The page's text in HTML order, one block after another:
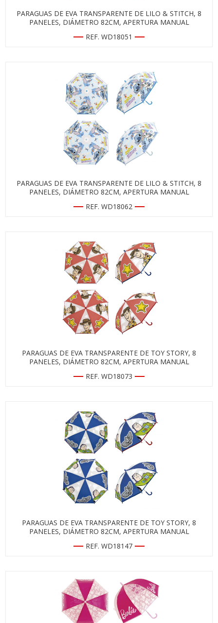
PARAGUAS DE EVA TRANSPARENTE DE LILO & STITCH, 8
PANELES, DIÁMETRO 82CM, APERTURA MANUAL
REF. WD18051
PARAGUAS DE EVA TRANSPARENTE DE LILO & STITCH, 8
PANELES, DIÁMETRO 82CM, APERTURA MANUAL
REF. WD18062
PARAGUAS DE EVA TRANSPARENTE DE TOY STORY, 8
PANELES, DIÁMETRO 82CM, APERTURA MANUAL
REF. WD18073
PARAGUAS DE EVA TRANSPARENTE DE TOY STORY, 8
PANELES, DIÁMETRO 82CM, APERTURA MANUAL
REF. WD18147